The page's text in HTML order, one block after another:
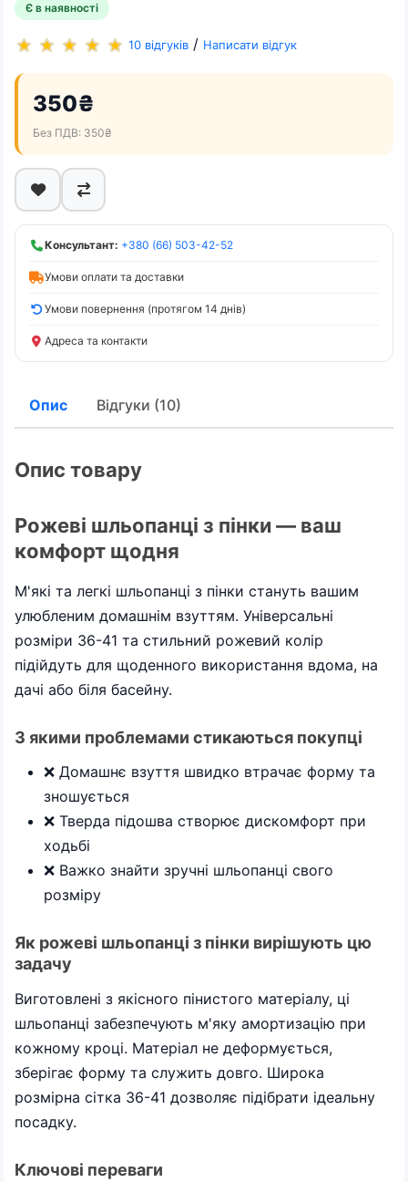
Є в наявності
10 відгуків / Написати відгук
350₴
Без ПДВ: 350₴
Консультант: +380 (66) 503-42-52
Умови оплати та доставки
Умови повернення (протягом 14 днів)
Адреса та контакти
Опис Відгуки (10)
Опис товару
Рожеві шльопанці з пінки — ваш
комфорт щодня
М'які та легкі шльопанці з пінки стануть вашим
улюбленим домашнім взуттям. Універсальні
розміри 36-41 та стильний рожевий колір
підійдуть для щоденного використання вдома, на
дачі або біля басейну.
З якими проблемами стикаються покупці
❌ Домашнє взуття швидко втрачає форму та
зношується
❌ Тверда підошва створює дискомфорт при
ходьбі
❌ Важко знайти зручні шльопанці свого
розміру
Як рожеві шльопанці з пінки вирішують цю
задачу
Виготовлені з якісного пінистого матеріалу, ці
шльопанці забезпечують м'яку амортизацію при
кожному кроці. Матеріал не деформується,
зберігає форму та служить довго. Широка
розмірна сітка 36-41 дозволяє підібрати ідеальну
посадку.
Ключові переваги